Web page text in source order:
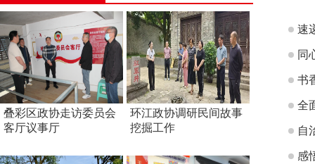
叠彩区政协走访委员会
客厅议事厅
环江政协调研民间故事
挖掘工作
速
同
书
全
自
感